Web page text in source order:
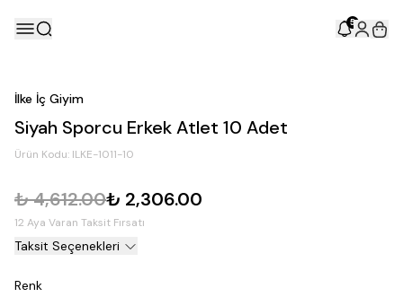
5
İlke İç Giyim
Siyah Sporcu Erkek Atlet 10 Adet
Ürün Kodu: ILKE-1011-10
₺ 4,612.00₺ 2,306.00
12 Aya Varan Taksit Fırsatı
Taksit Seçenekleri
Renk